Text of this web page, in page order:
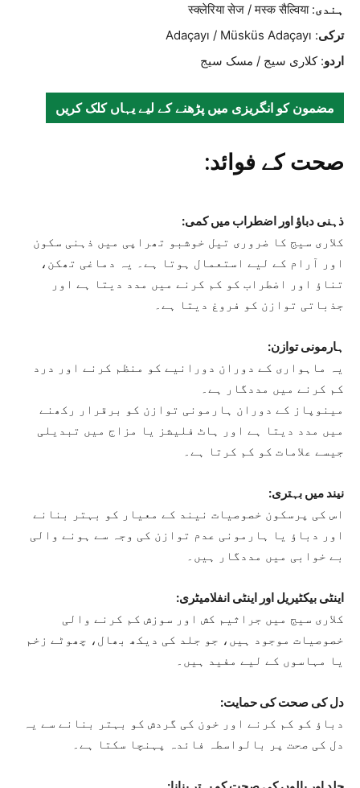
ہندی: स्क्लेरिया सेज / मस्क सैल्विया
ترکی: Adaçayı / Müsküs Adaçayı
اردو: کلاری سیج / مسک سیج
مضمون کو انگریزی میں پڑھنے کے لیے یہاں کلک کریں
صحت کے فوائد:
ذہنی دباؤ اور اضطراب میں کمی:
کلاری سیج کا ضروری تیل خوشبو تھراپی میں ذہنی سکون
اور آرام کے لیے استعمال ہوتا ہے۔ یہ دماغی تھکن،
تناؤ اور اضطراب کو کم کرنے میں مدد دیتا ہے اور
جذباتی توازن کو فروغ دیتا ہے۔
ہارمونی توازن:
یہ ماہواری کے دوران دورانیے کو منظم کرنے اور درد
کم کرنے میں مددگار ہے۔
مینوپاز کے دوران ہارمونی توازن کو برقرار رکھنے
میں مدد دیتا ہے اور ہاٹ فلیشز یا مزاج میں تبدیلی
جیسے علامات کو کم کرتا ہے۔
نیند میں بہتری:
اس کی پرسکون خصوصیات نیند کے معیار کو بہتر بنانے
اور دباؤ یا ہارمونی عدم توازن کی وجہ سے ہونے والی
بے خوابی میں مددگار ہیں۔
اینٹی بیکٹیریل اور اینٹی انفلامیٹری:
کلاری سیج میں جراثیم کش اور سوزش کم کرنے والی
خصوصیات موجود ہیں، جو جلد کی دیکھ بھال، چھوٹے زخم
یا مہاسوں کے لیے مفید ہیں۔
دل کی صحت کی حمایت:
دباؤ کو کم کرنے اور خون کی گردش کو بہتر بنانے سے یہ
دل کی صحت پر بالواسطہ فائدہ پہنچا سکتا ہے۔